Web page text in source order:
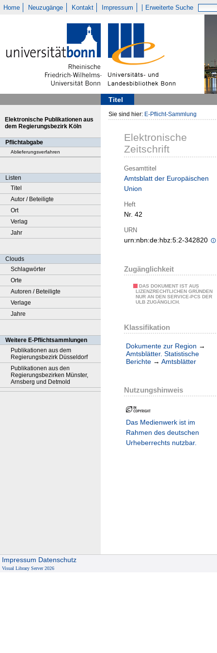
Home Neuzugänge Kontakt Impressum Erweiterte Suche
Titel
Elektronische Publikationen aus
dem Regierungsbezirk Köln
Pflichtabgabe
Ablieferungsverfahren
Listen
Titel
Autor / Beteiligte
Ort
Verlag
Jahr
Clouds
Schlagwörter
Orte
Autoren / Beteiligte
Verlage
Jahre
Weitere E-Pflichtsammlungen
Publikationen aus dem
Regierungsbezirk Düsseldorf
Publikationen aus den
Regierungsbezirken Münster,
Arnsberg und Detmold
Sie sind hier: E-Pflicht-Sammlung
Elektronische
Zeitschrift
Gesamttitel
Amtsblatt der Europäischen
Union
Heft
Nr. 42
URN
urn:nbn:de:hbz:5:2-342820
Zugänglichkeit
DAS DOKUMENT IST AUS
LIZENZRECHTLICHEN GRÜNDEN
NUR AN DEN SERVICE-PCS DER
ULB ZUGÄNGLICH.
Klassifikation
Dokumente zur Region →
Amtsblätter. Statistische
Berichte → Amtsblätter
Nutzungshinweis
Das Medienwerk ist im
Rahmen des deutschen
Urheberrechts nutzbar.
Impressum Datenschutz
Visual Library Server 2026